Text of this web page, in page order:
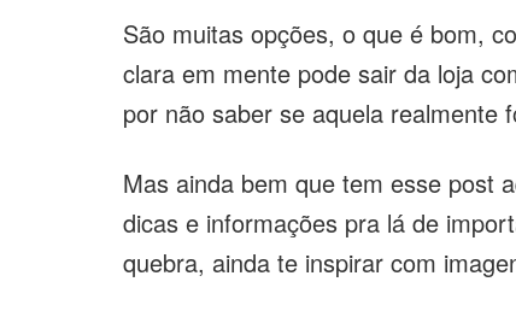
São muitas opções, o que é bom,
clara em mente pode sair da loja
por não saber se aquela realmente
Mas ainda bem que tem esse post
dicas e informações pra lá de
quebra, ainda te inspirar com